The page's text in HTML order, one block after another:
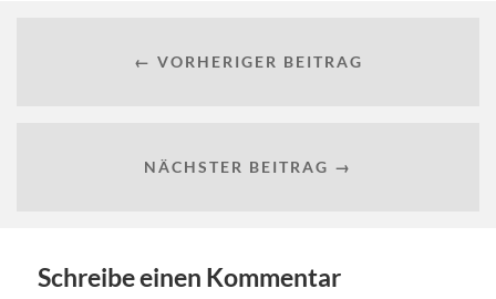
← VORHERIGER BEITRAG
NÄCHSTER BEITRAG →
Schreibe einen Kommentar